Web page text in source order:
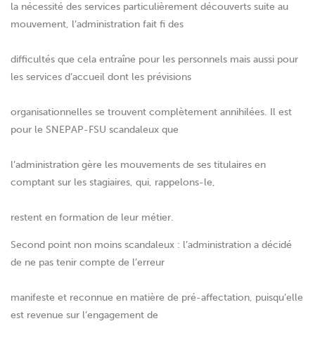
la nécessité des services particulièrement découverts suite au
mouvement, l’administration fait fi des
difficultés que cela entraîne pour les personnels mais aussi pour
les services d’accueil dont les prévisions
organisationnelles se trouvent complètement annihilées. Il est
pour le SNEPAP-FSU scandaleux que
l’administration gère les mouvements de ses titulaires en
comptant sur les stagiaires, qui, rappelons-le,
restent en formation de leur métier.
Second point non moins scandaleux : l’administration a décidé
de ne pas tenir compte de l’erreur
manifeste et reconnue en matière de pré-affectation, puisqu’elle
est revenue sur l’engagement de